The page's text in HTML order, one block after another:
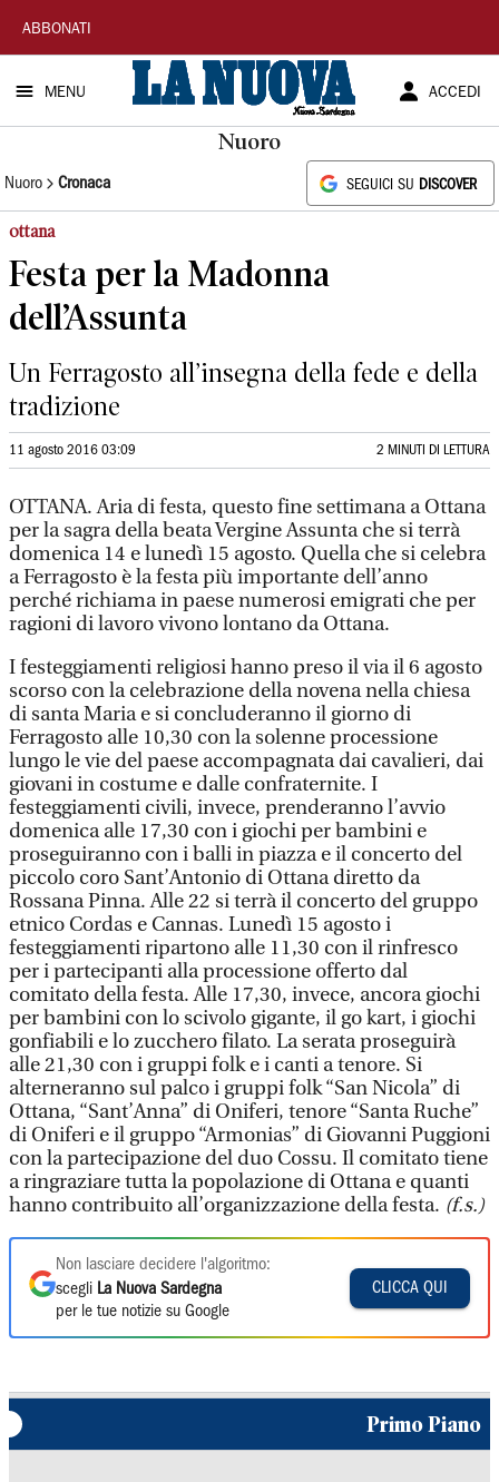
La
Nuova
Sardegna
ABBONATI
MENU ACCEDI
Nuoro
Nuoro Cronaca SEGUICI SU DISCOVER
ottana
Festa per la Madonna
dell’Assunta
Un Ferragosto all’insegna della fede e della
tradizione
11 agosto 2016 03:09 2 MINUTI DI LETTURA
OTTANA. Aria di festa, questo fine settimana a Ottana
per la sagra della beata Vergine Assunta che si terrà
domenica 14 e lunedì 15 agosto. Quella che si celebra
a Ferragosto è la festa più importante dell’anno
perché richiama in paese numerosi emigrati che per
ragioni di lavoro vivono lontano da Ottana.
I festeggiamenti religiosi hanno preso il via il 6 agosto
scorso con la celebrazione della novena nella chiesa
di santa Maria e si concluderanno il giorno di
Ferragosto alle 10,30 con la solenne processione
lungo le vie del paese accompagnata dai cavalieri, dai
giovani in costume e dalle confraternite. I
festeggiamenti civili, invece, prenderanno l’avvio
domenica alle 17,30 con i giochi per bambini e
proseguiranno con i balli in piazza e il concerto del
piccolo coro Sant’Antonio di Ottana diretto da
Rossana Pinna. Alle 22 si terrà il concerto del gruppo
etnico Cordas e Cannas. Lunedì 15 agosto i
festeggiamenti ripartono alle 11,30 con il rinfresco
per i partecipanti alla processione offerto dal
comitato della festa. Alle 17,30, invece, ancora giochi
per bambini con lo scivolo gigante, il go kart, i giochi
gonfiabili e lo zucchero filato. La serata proseguirà
alle 21,30 con i gruppi folk e i canti a tenore. Si
alterneranno sul palco i gruppi folk “San Nicola” di
Ottana, “Sant’Anna” di Oniferi, tenore “Santa Ruche”
di Oniferi e il gruppo “Armonias” di Giovanni Puggioni
con la partecipazione del duo Cossu. Il comitato tiene
a ringraziare tutta la popolazione di Ottana e quanti
hanno contribuito all’organizzazione della festa. (f.s.)
Non lasciare decidere l'algoritmo:
scegli La Nuova Sardegna
per le tue notizie su Google
CLICCA QUI
Primo Piano